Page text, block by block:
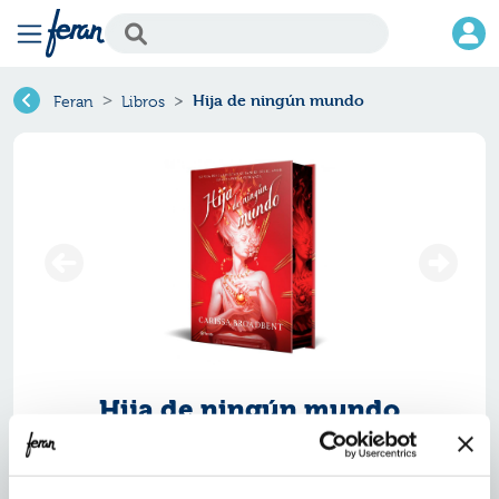
Feran Libros Hija de ningún mundo
Hija de ningún mundo
Ref.